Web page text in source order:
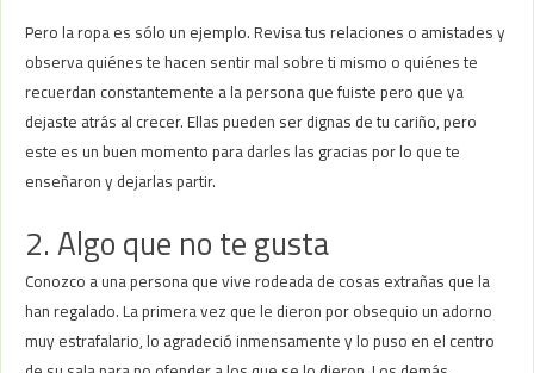
Pero la ropa es sólo un ejemplo. Revisa tus relaciones o amistades y
observa quiénes te hacen sentir mal sobre ti mismo o quiénes te
recuerdan constantemente a la persona que fuiste pero que ya
dejaste atrás al crecer. Ellas pueden ser dignas de tu cariño, pero
este es un buen momento para darles las gracias por lo que te
enseñaron y dejarlas partir.
2. Algo que no te gusta
Conozco a una persona que vive rodeada de cosas extrañas que la
han regalado. La primera vez que le dieron por obsequio un adorno
muy estrafalario, lo agradeció inmensamente y lo puso en el centro